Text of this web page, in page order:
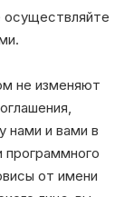
не изменяют
нами и вами в
программного
от имени